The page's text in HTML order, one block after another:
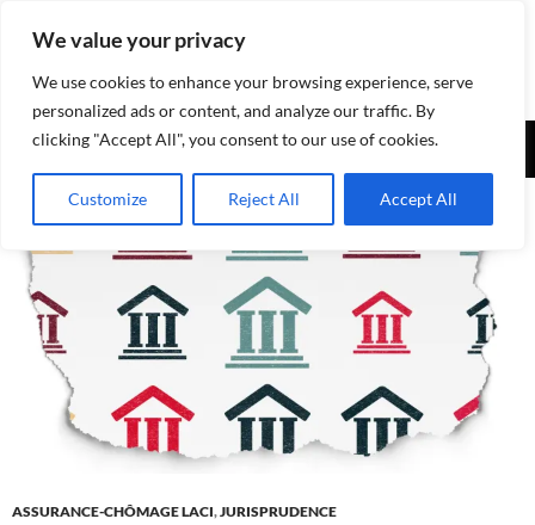
We value your privacy
We use cookies to enhance your browsing experience, serve
personalized ads or content, and analyze our traffic. By
clicking "Accept All", you consent to our use of cookies.
Customize Reject All Accept All
Assurances-sociales.info
Recherche
ASSURANCE-CHÔMAGE LACI,JURISPRUDENCE